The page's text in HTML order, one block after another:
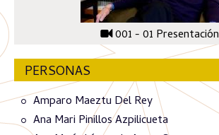
001 - 01 Presentación
PERSONAS
Amparo Maeztu Del Rey
Ana Mari Pinillos Azpilicueta